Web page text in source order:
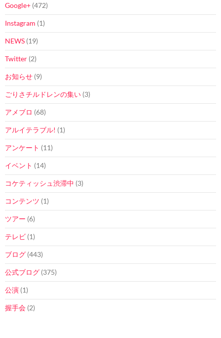
Google+ (472)
Instagram (1)
NEWS (19)
Twitter (2)
お知らせ (9)
ごりさチルドレンの集い (3)
アメブロ (68)
アルイテラブル! (1)
アンケート (11)
イベント (14)
コケティッシュ渋滞中 (3)
コンテンツ (1)
ツアー (6)
テレビ (1)
ブログ (443)
公式ブログ (375)
公演 (1)
握手会 (2)